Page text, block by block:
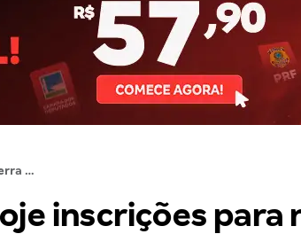
DPU encerra hoje inscrições para nível médio e superior! Inicial de até R$ 6.348,27!
inscrições para